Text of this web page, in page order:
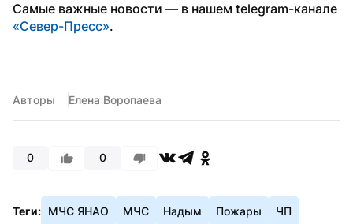
«Север-Пресс».
Авторы Елена Воропаева
0 0
Теги: МЧС ЯНАО МЧС Надым Пожары ЧП